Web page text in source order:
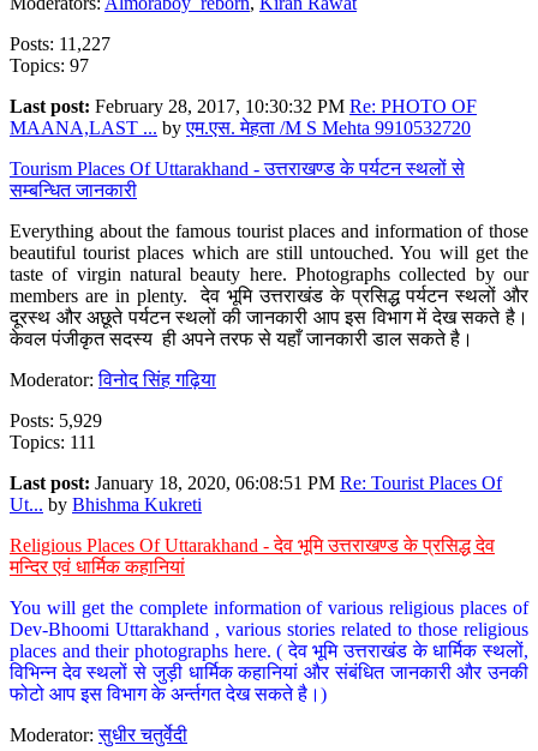
Posts: 11,227
Topics: 97
Last post: February 28, 2017, 10:30:32 PM Re: PHOTO OF
MAANA,LAST ... byएम.एस. मेहता /M S Mehta 9910532720
Tourism Places Of Uttarakhand - उत्तराखण्ड के पर्यटन स्थलों से
सम्बन्धित जानकारी
Everything about the famous tourist places and information of those
beautiful tourist places which are still untouched. You will get the
taste of virgin natural beauty here. Photographs collected by our
members are in plenty. देव भूमि उत्तराखंड के प्रसिद्ध पर्यटन स्थलों और
दूरस्थ और अछूते पर्यटन स्थलों की जानकारी आप इस विभाग में देख सकते है।
केवल पंजीकृत सदस्य ही अपने तरफ से यहाँ जानकारी डाल सकते है।
Moderator:विनोद सिंह गढ़िया
Posts: 5,929
Topics: 111
Last post: January 18, 2020, 06:08:51 PM Re: Tourist Places Of
Ut... by Bhishma Kukreti
Religious Places Of Uttarakhand - देव भूमि उत्तराखण्ड के प्रसिद्ध देव
मन्दिर एवं धार्मिक कहानियां
You will get the complete information of various religious places of
Dev-Bhoomi Uttarakhand , various stories related to those religious
places and their photographs here. ( देव भूमि उत्तराखंड के धार्मिक स्थलों,
विभिन्न देव स्थलों से जुड़ी धार्मिक कहानियां और संबंधित जानकारी और उनकी
फोटो आप इस विभाग के अर्न्तगत देख सकते है।)
Moderator:सुधीर चतुर्वेदी